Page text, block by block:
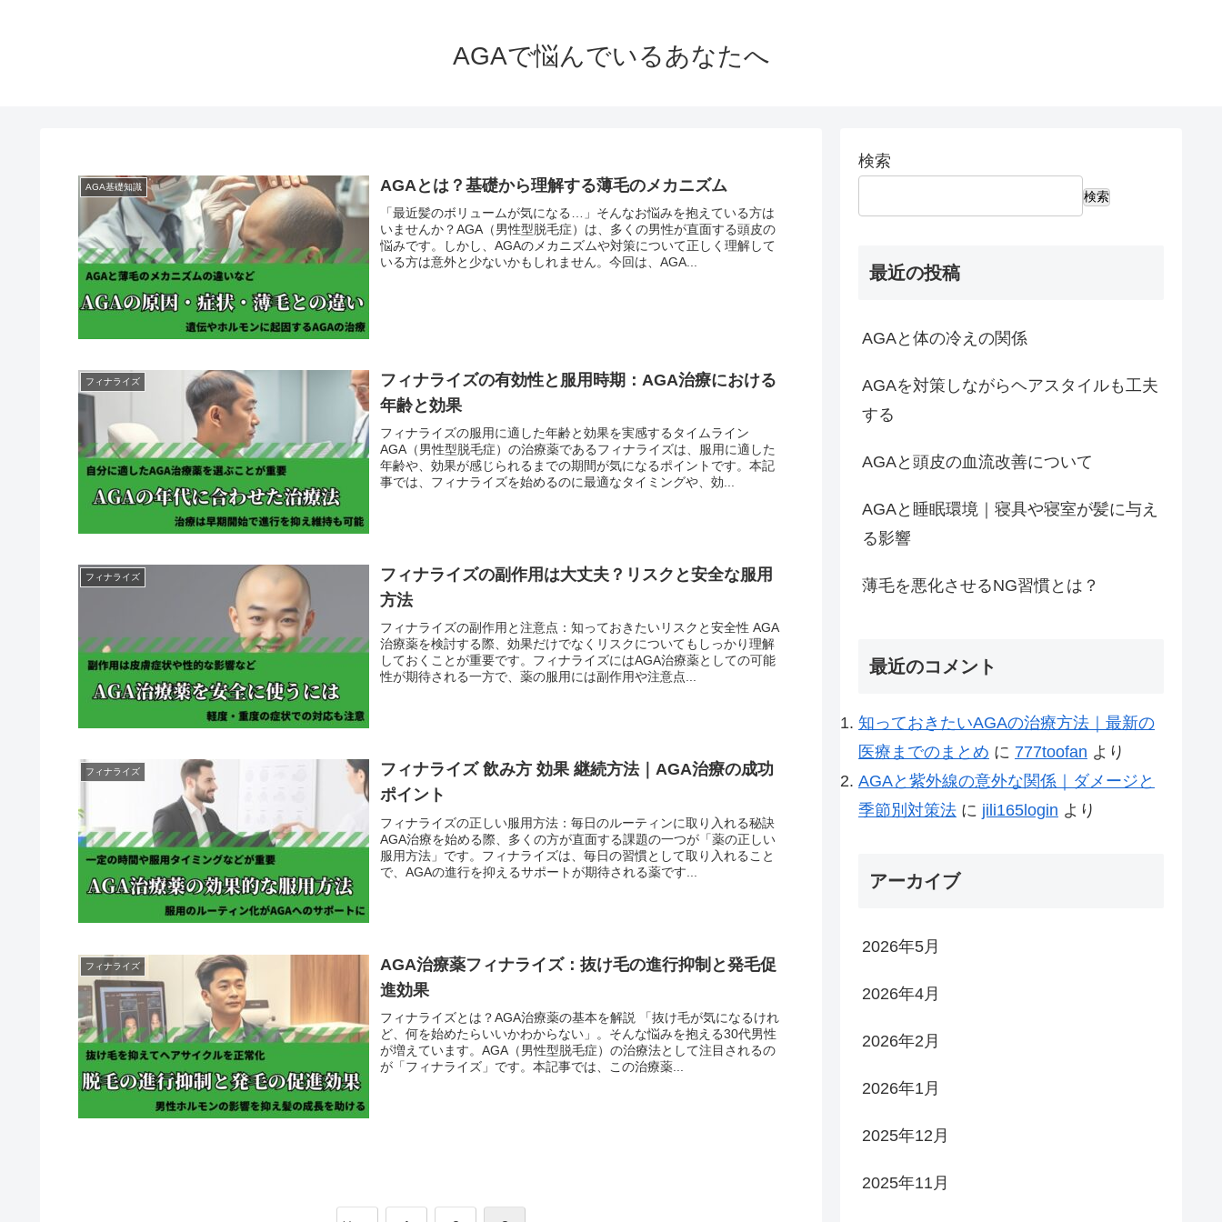
AGAで悩んでいるあなたへ
AGA基礎知識 AGAとは？基礎から理解する薄毛のメカニズム
「最近髪のボリュームが気になる…」そんなお悩みを抱えている方は
いませんか？AGA（男性型脱毛症）は、多くの男性が直面する頭皮の
悩みです。しかし、AGAのメカニズムや対策について正しく理解して
いる方は意外と少ないかもしれません。今回は、AGA...
フィナライズ
フィナライズの有効性と服用時期：AGA治療における
年齢と効果
フィナライズの服用に適した年齢と効果を実感するタイムライン
AGA（男性型脱毛症）の治療薬であるフィナライズは、服用に適した
年齢や、効果が感じられるまでの期間が気になるポイントです。本記
事では、フィナライズを始めるのに最適なタイミングや、効...
フィナライズ
フィナライズの副作用は大丈夫？リスクと安全な服用
方法
フィナライズの副作用と注意点：知っておきたいリスクと安全性 AGA
治療薬を検討する際、効果だけでなくリスクについてもしっかり理解
しておくことが重要です。フィナライズにはAGA治療薬としての可能
性が期待される一方で、薬の服用には副作用や注意点...
フィナライズ
フィナライズ 飲み方 効果 継続方法｜AGA治療の成功
ポイント
フィナライズの正しい服用方法：毎日のルーティンに取り入れる秘訣
AGA治療を始める際、多くの方が直面する課題の一つが「薬の正しい
服用方法」です。フィナライズは、毎日の習慣として取り入れること
で、AGAの進行を抑えるサポートが期待される薬です...
フィナライズ
AGA治療薬フィナライズ：抜け毛の進行抑制と発毛促
進効果
フィナライズとは？AGA治療薬の基本を解説 「抜け毛が気になるけれ
ど、何を始めたらいいかわからない」。そんな悩みを抱える30代男性
が増えています。AGA（男性型脱毛症）の治療法として注目されるの
が「フィナライズ」です。本記事では、この治療薬...
検索
検索
最近の投稿
AGAと体の冷えの関係
AGAを対策しながらヘアスタイルも工夫
する
AGAと頭皮の血流改善について
AGAと睡眠環境｜寝具や寝室が髪に与え
る影響
薄毛を悪化させるNG習慣とは？
最近のコメント
知っておきたいAGAの治療方法｜最新の
医療までのまとめ に 777toofan より
AGAと紫外線の意外な関係｜ダメージと
季節別対策法 に jili165login より
アーカイブ
2026年5月
2026年4月
2026年2月
2026年1月
2025年12月
2025年11月